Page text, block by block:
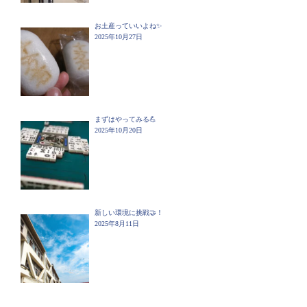
お土産っていいよね✨
2025年10月27日
まずはやってみる💪
2025年10月20日
新しい環境に挑戦🤝！
2025年8月11日